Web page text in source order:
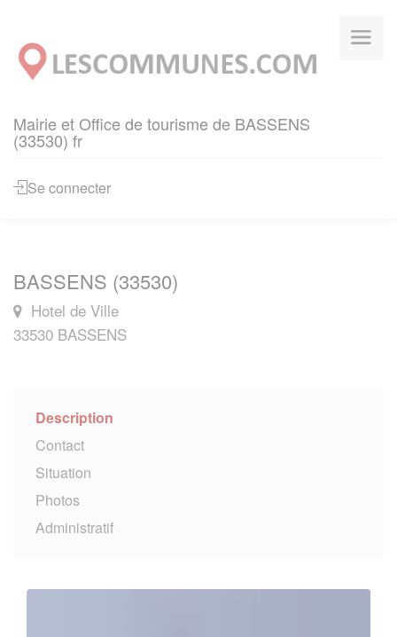
Mairie et Office de tourisme de BASSENS
(33530) fr
Se connecter
BASSENS (33530)
Hotel de Ville
33530 BASSENS
Description
Contact
Situation
Photos
Administratif